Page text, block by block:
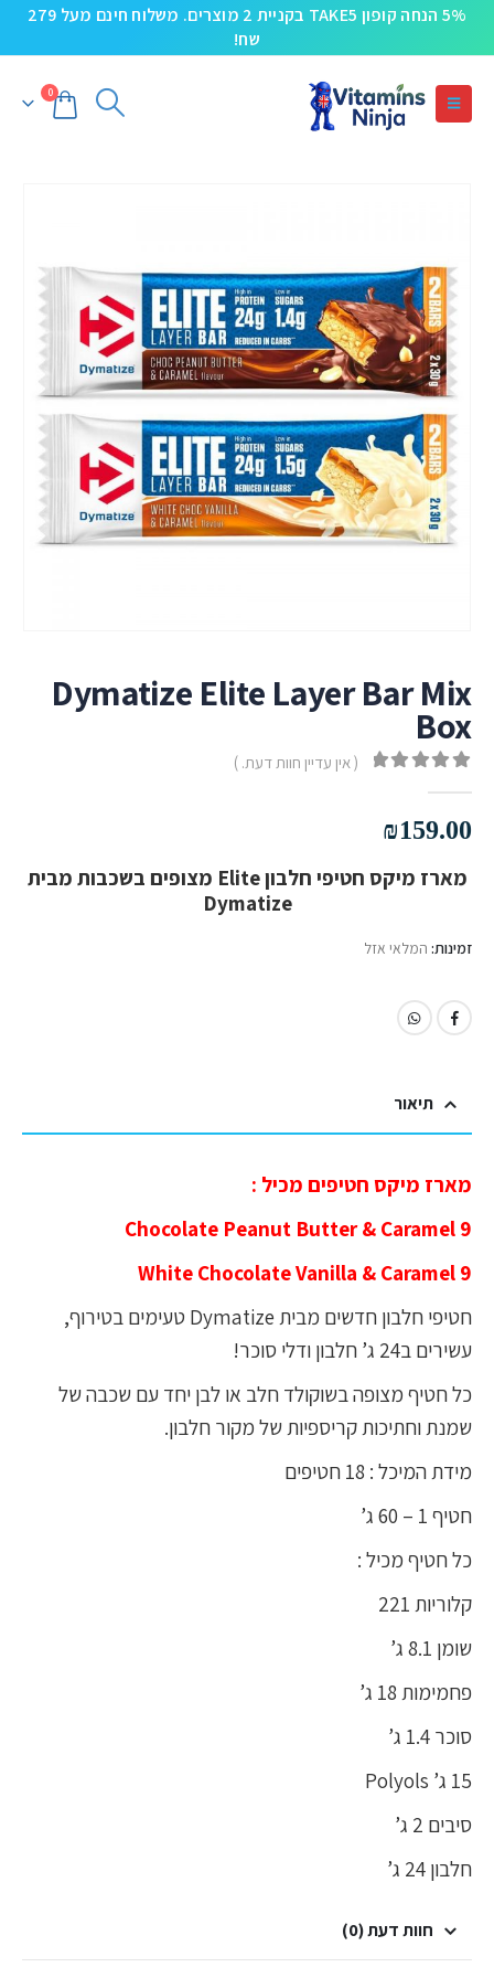
5% הנחה קופון TAKE5 בקניית 2 מוצרים. משלוח חינם מעל 279
שח!
0
Dymatize Elite Layer Bar Mix
Box
( אין עדיין חוות דעת. )
₪159.00
מארז מיקס חטיפי חלבון Elite מצופים בשכבות מבית
Dymatize
זמינות: המלאי אזל
תיאור
מארז מיקס חטיפים מכיל :
9 Chocolate Peanut Butter & Caramel
9 White Chocolate Vanilla & Caramel
חטיפי חלבון חדשים מבית Dymatize טעימים בטירוף,
עשירים ב24 ג’ חלבון ודלי סוכר!
כל חטיף מצופה בשוקולד חלב או לבן יחד עם שכבה של
שמנת וחתיכות קריספיות של מקור חלבון.
מידת המיכל : 18 חטיפים
חטיף 1 – 60 ג’
כל חטיף מכיל :
קלוריות 221
שומן 8.1 ג’
פחמימות 18 ג’
סוכר 1.4 ג’
15 ג’ Polyols
סיבים 2 ג’
חלבון 24 ג’
חוות דעת (0)